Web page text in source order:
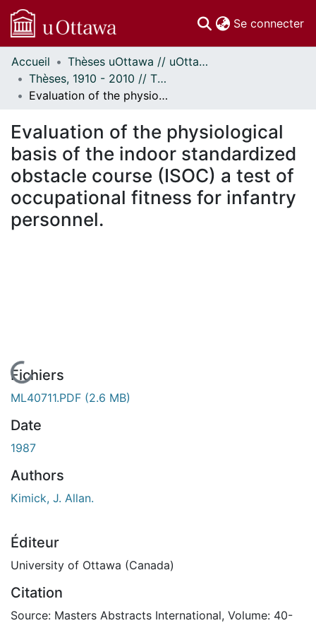
Se connecter
Communautés
et collections
Parcourir
À propos
Accueil
Thèses uOttawa // uOttawa Theses
Thèses, 1910 - 2010 // Theses, 1910 - 2010
Evaluation of the physiological basis of the indoor standardized obstacle course (ISOC) a test of occupational fitness for infantry personnel.
Evaluation of the physiological
basis of the indoor standardized
obstacle course (ISOC) a test of
occupational fitness for infantry
personnel.
En cours de chargement...
Fichiers
ML40711.PDF (2.6 MB)
Date
1987
Authors
Kimick, J. Allan.
Éditeur
University of Ottawa (Canada)
Citation
Source: Masters Abstracts International, Volume: 40-